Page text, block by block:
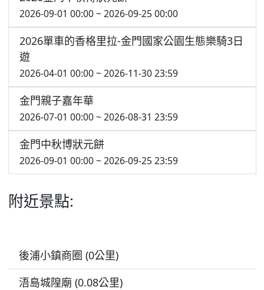
2026-09-01 00:00 ~ 2026-09-25 00:00
2026單車的香格里拉-金門國家公園生態樂騎3日
遊
2026-04-01 00:00 ~ 2026-11-30 23:59
金門親子嘉年華
2026-07-01 00:00 ~ 2026-08-31 23:59
金門中秋博狀元餅
2026-09-01 00:00 ~ 2026-09-25 23:59
附近景點:
後浦小鎮商圈 (0公里)
浯島城隍廟 (0.08公里)